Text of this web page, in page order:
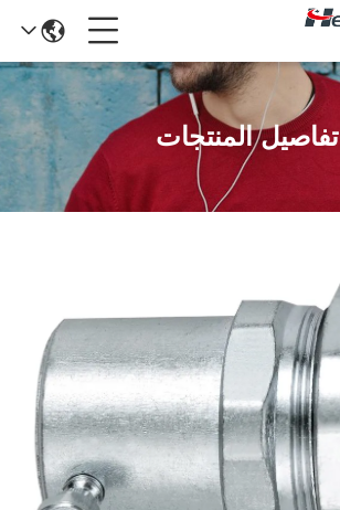
تفاصيل المنتجات